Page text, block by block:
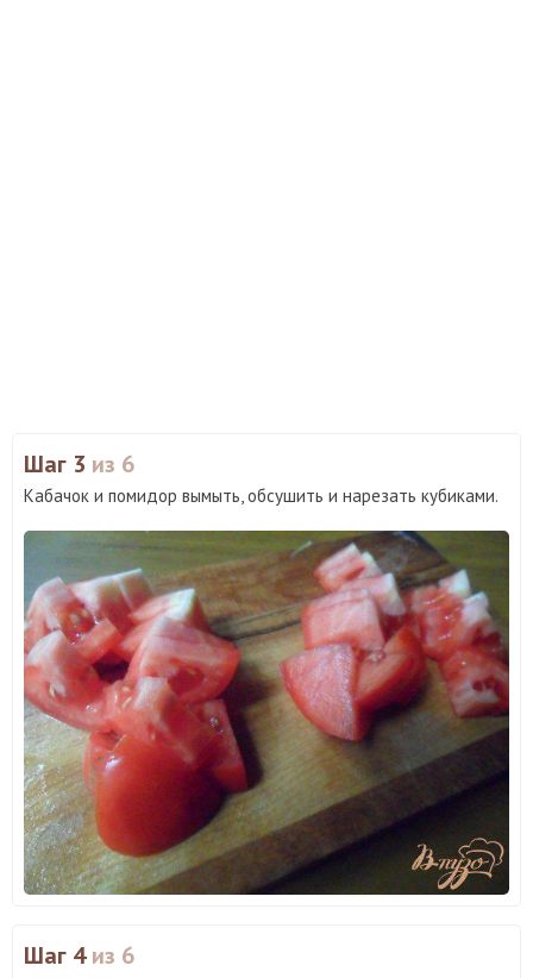
Шаг 3 из 6
Кабачок и помидор вымыть, обсушить и нарезать кубиками.
Шаг 4из 6